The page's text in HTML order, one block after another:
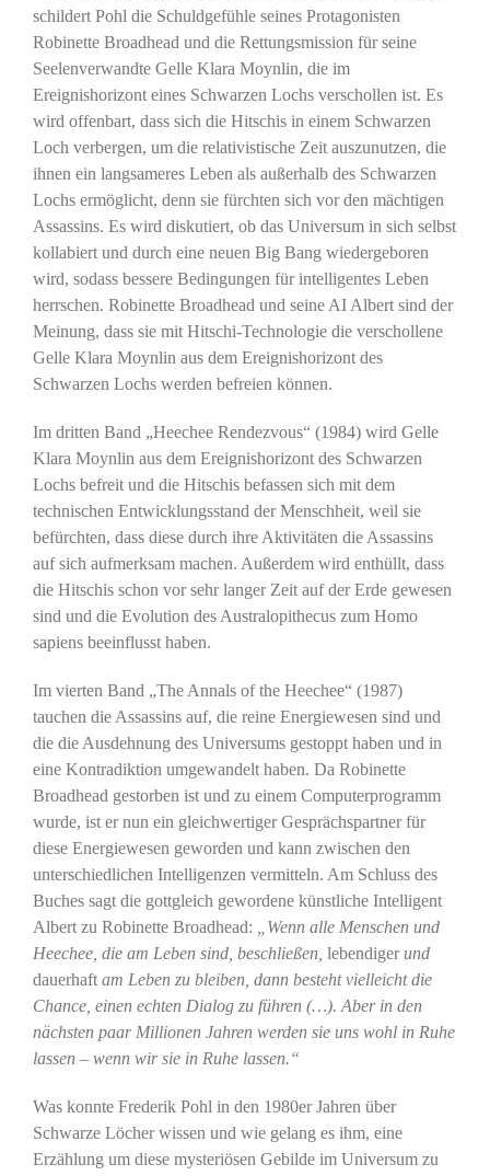
schildert Pohl die Schuldgefühle seines Protagonisten
Robinette Broadhead und die Rettungsmission für seine
Seelenverwandte Gelle Klara Moynlin, die im
Ereignishorizont eines Schwarzen Lochs verschollen ist. Es
wird offenbart, dass sich die Hitschis in einem Schwarzen
Loch verbergen, um die relativistische Zeit auszunutzen, die
ihnen ein langsameres Leben als außerhalb des Schwarzen
Lochs ermöglicht, denn sie fürchten sich vor den mächtigen
Assassins. Es wird diskutiert, ob das Universum in sich selbst
kollabiert und durch eine neuen Big Bang wiedergeboren
wird, sodass bessere Bedingungen für intelligentes Leben
herrschen. Robinette Broadhead und seine AI Albert sind der
Meinung, dass sie mit Hitschi-Technologie die verschollene
Gelle Klara Moynlin aus dem Ereignishorizont des
Schwarzen Lochs werden befreien können.
Im dritten Band „Heechee Rendezvous“ (1984) wird Gelle
Klara Moynlin aus dem Ereignishorizont des Schwarzen
Lochs befreit und die Hitschis befassen sich mit dem
technischen Entwicklungsstand der Menschheit, weil sie
befürchten, dass diese durch ihre Aktivitäten die Assassins
auf sich aufmerksam machen. Außerdem wird enthüllt, dass
die Hitschis schon vor sehr langer Zeit auf der Erde gewesen
sind und die Evolution des Australopithecus zum Homo
sapiens beeinflusst haben.
Im vierten Band „The Annals of the Heechee“ (1987)
tauchen die Assassins auf, die reine Energiewesen sind und
die die Ausdehnung des Universums gestoppt haben und in
eine Kontradiktion umgewandelt haben. Da Robinette
Broadhead gestorben ist und zu einem Computerprogramm
wurde, ist er nun ein gleichwertiger Gesprächspartner für
diese Energiewesen geworden und kann zwischen den
unterschiedlichen Intelligenzen vermitteln. Am Schluss des
Buches sagt die gottgleich gewordene künstliche Intelligent
Albert zu Robinette Broadhead:
„Wenn alle Menschen und
Heechee, die am Leben sind, beschließen, lebendigerund
dauerhaftam Leben zu bleiben, dann besteht vielleicht die
Chance, einen echten Dialog zu führen (…). Aber in den
nächsten paar Millionen Jahren werden sie uns wohl in Ruhe
lassen – wenn wir sie in Ruhe lassen.“
Was konnte Frederik Pohl in den 1980er Jahren über
Schwarze Löcher wissen und wie gelang es ihm, eine
Erzählung um diese mysteriösen Gebilde im Universum zu